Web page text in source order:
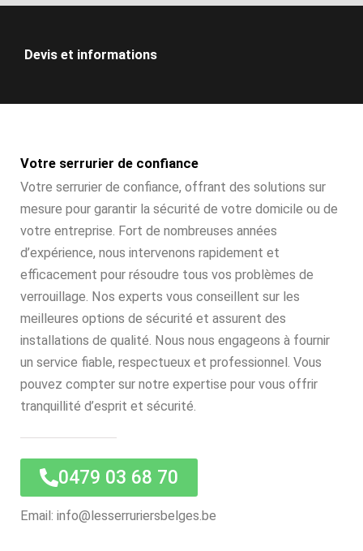
Devis et informations
Votre serrurier de confiance
Votre serrurier de confiance, offrant des solutions sur
mesure pour garantir la sécurité de votre domicile ou de
votre entreprise. Fort de nombreuses années
d’expérience, nous intervenons rapidement et
efficacement pour résoudre tous vos problèmes de
verrouillage. Nos experts vous conseillent sur les
meilleures options de sécurité et assurent des
installations de qualité. Nous nous engageons à fournir
un service fiable, respectueux et professionnel. Vous
pouvez compter sur notre expertise pour vous offrir
tranquillité d’esprit et sécurité.
0479 03 68 70
Email: info@lesserruriersbelges.be